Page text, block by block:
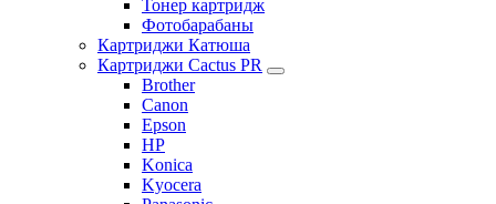
Тонер картридж
Фотобарабаны
Картриджи Катюша
Картриджи Cactus PR
Brother
Canon
Epson
HP
Konica
Kyocera